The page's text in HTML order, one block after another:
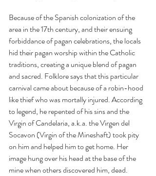
Because of the Spanish colonization of the
area in the 17th century, and their ensuing
forbiddance of pagan celebrations, the locals
hid their pagan worship within the Catholic
traditions, creating a unique blend of pagan
and sacred. Folklore says that this particular
carnival came about because of a robin-hood
like thief who was mortally injured. According
to legend, he repented of his sins and the
Virgin of Candelaria, a.k.a. the Virgen del
Socavon (Virgin of the Mineshaft) took pity
on him and helped him to get home. Her
image hung over his head at the base of the
mine when others discovered him, dead.